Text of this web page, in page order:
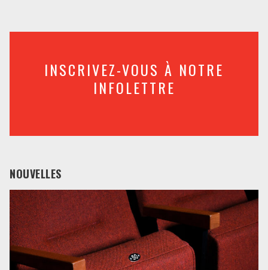
INSCRIVEZ-VOUS À NOTRE
INFOLETTRE
NOUVELLES